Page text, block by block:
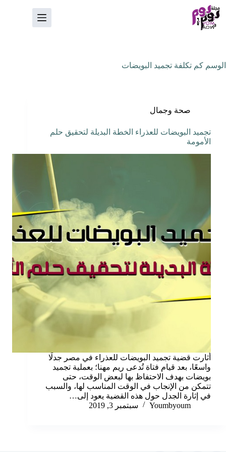
التجاوز
إلى
المحتوى
الوسم كم تكلفة تجميد البويضات
صحة وجمال
تجميد البويضات للعذراء الخطة البديلة لتحقيق حلم
الأمومة
أثارت قضية تجميد البويضات للعذراء في مصر جدلًا
واسعًا، بعد قيام فتاة تُدعى ريم مهنا؛ بعملية تجميد
بويضات بهدف الاحتفاظ بها لبعض الوقت، حتى
تتمكن من الإنجاب في الوقت المناسب لها، والسبب
في إثارة الجدل حول هذه القضية يعود إلى…
Youmbyoum
سبتمبر 3, 2019